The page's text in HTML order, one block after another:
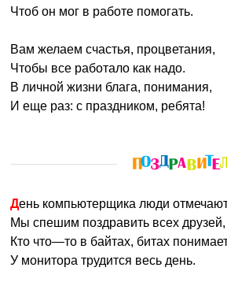
Чтоб он мог в работе помогать.
Вам желаем счастья, процветания,
Чтобы все работало как надо.
В личной жизни блага, понимания,
И еще раз: с праздником, ребята!
День компьютерщика люди
Мы спешим поздравить всех друзей,
Кто что—то в байтах, битах
У монитора трудится весь день.